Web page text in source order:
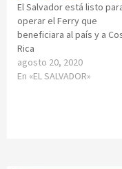
El Salvador está listo
operar el Ferry que
beneficiara al país y a
Rica
agosto 20, 2020
En «EL SALVADOR»